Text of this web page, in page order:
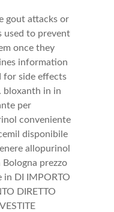
gout attacks or
used to prevent
once they
information
for side effects
bloxanth in in
per
conveniente
disponibile
allopurinol
Bologna prezzo
in DI IMPORTO
DIRETTO